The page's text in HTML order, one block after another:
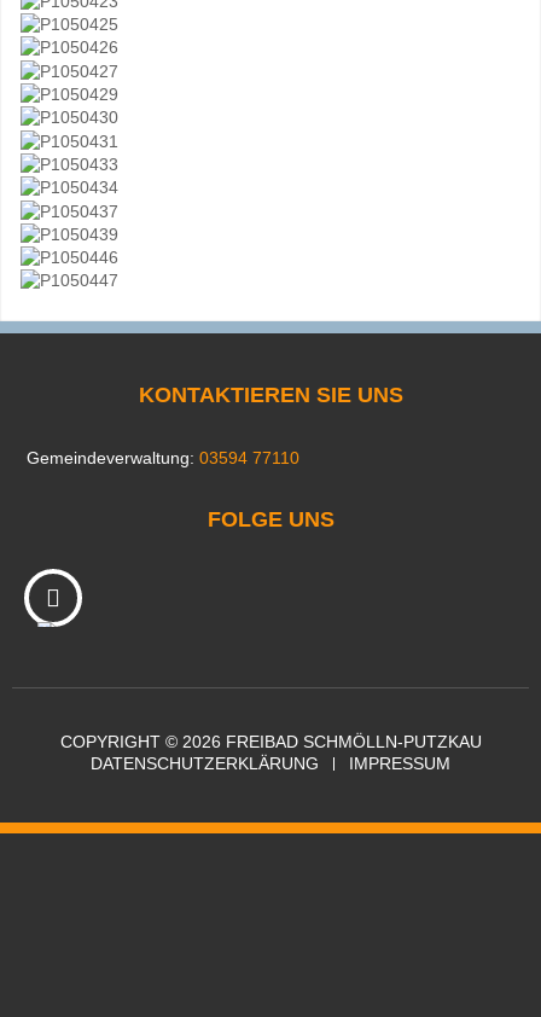
KONTAKTIEREN SIE UNS
Gemeindeverwaltung: 03594 77110
FOLGE UNS
COPYRIGHT © 2026 FREIBAD SCHMÖLLN-PUTZKAU
DATENSCHUTZERKLÄRUNG
IMPRESSUM